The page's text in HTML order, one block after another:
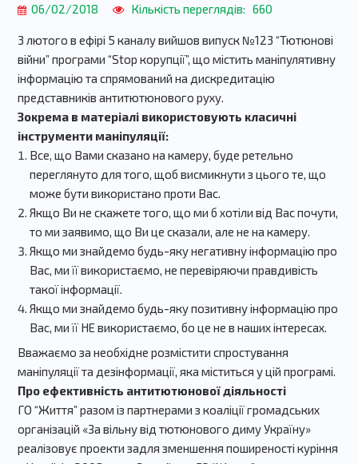
06/02/2018 Кількість переглядів: 660
3 лютого в ефірі 5 каналу вийшов випуск №123 “Тютюнові
війни” програми “Stop корупції”, що містить маніпулятивну
інформацію та спрямований на дискредитацію
представників антитютюнового руху.
Зокрема в матеріалі використовують класичні
інструменти маніпуляції:
Все, що Вами сказано на камеру, буде ретельно
переглянуто для того, щоб висмикнути з цього те, що
може бути використано проти Вас.
Якщо Ви не скажете того, що ми б хотіли від Вас почути,
то ми заявимо, що Ви це сказали, але не на камеру.
Якщо ми знайдемо будь-яку негативну інформацію про
Вас, ми її використаємо, не перевіряючи правдивість
такої інформації.
Якщо ми знайдемо будь-яку позитивну інформацію про
Вас, ми її НЕ використаємо, бо це не в наших інтересах.
Вважаємо за необхідне розмістити спростування
маніпуляції та дезінформації, яка міститься у цій програмі.
Про ефективність антитютюнової діяльності
ГО “Життя” разом із партнерами з коаліції громадських
організацій «За вільну від тютюнового диму Україну»
реалізовує проекти задля зменшення поширеності куріння